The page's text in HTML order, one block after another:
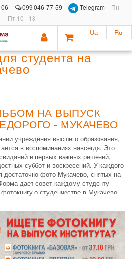
099 046-77-59 Telegram
Пн-
Пт 10 - 18
Ua Ru
студента на
НА ВЫПУСК
- МУКАЧЕВО
учреждения высшего образования,
в воспоминаниях навсегда. Это
и первых важных решений,
суббот и воскресений. У каждого
достаточно фото Мукачево, снятых на
дает совет каждому студенту
о студенчестве в Мукачево.